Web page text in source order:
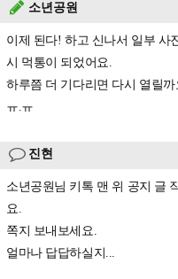
소년공원
이제 된다! 하고 신나서 일부 사
시 먹통이 되었어요.
하루쯤 더 기다리면 다시 열릴까
ㅠ.ㅠ
진현
소년공원님 키톡 맨 위 공지 글
요.
쪽지 보내보세요.
얼마나 답답하실지...